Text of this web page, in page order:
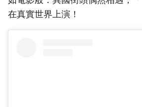
在真實世界上演！